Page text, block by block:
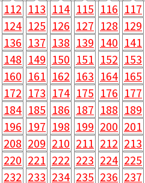
112 113 114 115 116 117
124 125 126 127 128 129
136 137 138 139 140 141
148 149 150 151 152 153
160 161 162 163 164 165
172 173 174 175 176 177
184 185 186 187 188 189
196 197 198 199 200 201
208 209 210 211 212 213
220 221 222 223 224 225
232 233 234 235 236 237